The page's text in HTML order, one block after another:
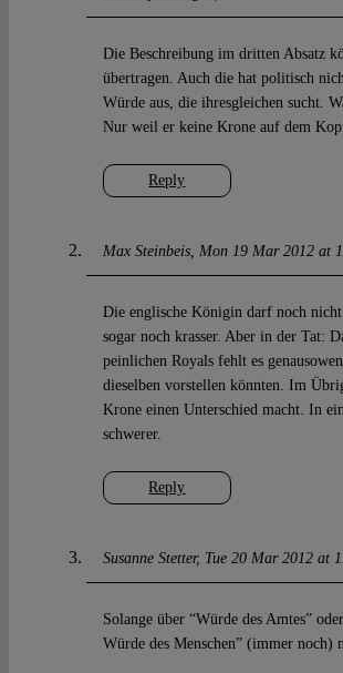
Reply
Die Beschreibung im dritten Absatz
übertragen. Auch die hat politisch
Würde aus, die ihresgleichen sucht.
Nur weil er keine Krone auf dem
Max Steinbeis Mon 19 Mar 2012 at
Reply
Die englische Königin darf noch
sogar noch krasser. Aber in der Tat:
peinlichen Royals fehlt es
dieselben vorstellen könnten. Im
Krone einen Unterschied macht. In
schwerer.
Susanne Stetter Tue 20 Mar 2012 at
Solange über “Würde des Amtes”
Würde des Menschen” (immer noch)